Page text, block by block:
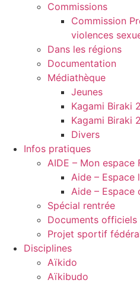
Commissions
Commission
violences
Dans les régions
Documentation
Médiathèque
Jeunes
Kagami Biraki
Kagami Biraki
Divers
Infos pratiques
AIDE – Mon espace
Aide – Espace
Aide – Espace
Spécial rentrée
Documents
Projet sportif
Disciplines
Aïkido
Aïkibudo